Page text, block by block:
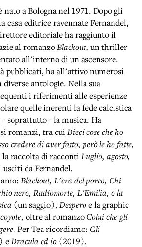
a Bologna nel 1971. Dopo gli
casa editrice ravennate Fernandel,
editoriale ha raggiunto il
al romanzoBlackout, un thriller
all'interno di un ascensore.
pubblicati, ha all'attivo numerosi
antologie. Nella sua
i riferimenti alle esperienze
quelle inerenti la fede calcistica
- soprattutto - la musica. Ha
romanzi, tra cuiDieci cose che ho
credere di aver fatto, però le ho fatte,
la raccolta di raccontiLuglio, agosto,
da Fernandel.
Blackout, L'era del porco, Chi
nero, Radiomorte, L'Emilia, o la
(un saggio), Desperoe la graphic
oltre al romanzo Colui che gli
. Per Tea ricordiamo: Gli
eDracula ed io (2019).